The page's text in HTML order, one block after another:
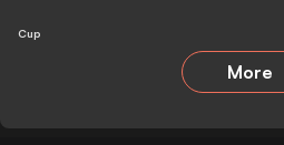
Cup
More